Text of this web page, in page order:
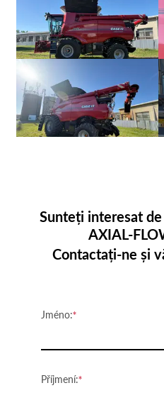
Sunteți interesat
AXIAL-
Contactați-ne și
Jméno:
Příjmení: